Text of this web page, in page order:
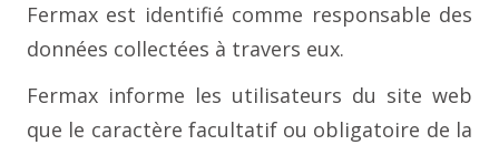
Fermax est identifié comme responsable des
données collectées à travers eux.
Fermax informe les utilisateurs du site web
que le caractère facultatif ou obligatoire de la